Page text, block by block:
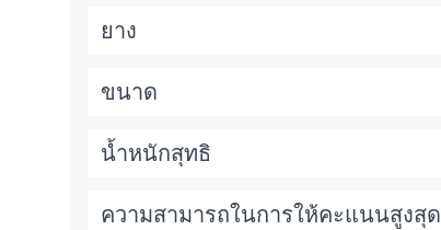
ยาง
ขนาด
น้ำหนักสุทธิ
ความสามารถในการให้คะแนนสูงสุด